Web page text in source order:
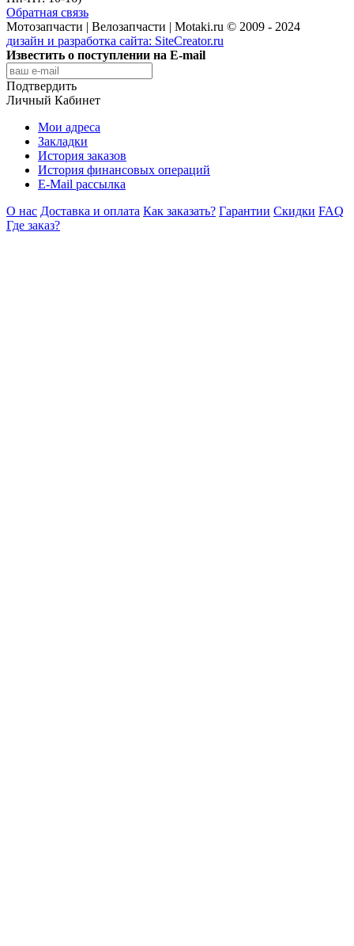
Обратная связь
Мотозапчасти | Велозапчасти | Motaki.ru © 2009 - 2024
дизайн и разработка сайта: SiteCreator.ru
Известить о поступлении на E-mail
Подтвердить
Личный Кабинет
Мои адреса
Закладки
История заказов
История финансовых операций
E-Mail рассылка
О нас Доставка и оплата Как заказать? Гарантии Скидки FAQ
Где заказ?